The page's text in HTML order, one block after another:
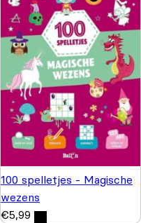
100 spelletjes - Magische
wezens
€5,99